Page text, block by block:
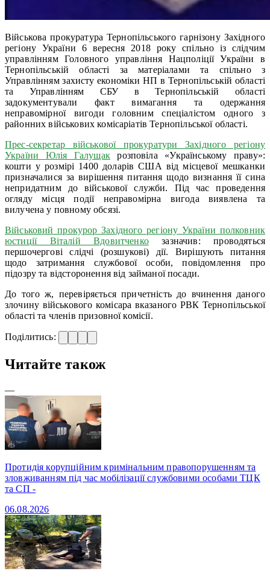
Військова прокуратура Тернопільського гарнізону Західного
регіону України 6 вересня 2018 року спільно із слідчим
управлінням Головного управління Нацполіції України в
Тернопільській області за матеріалами та спільно з
Управлінням захисту економіки НП в Тернопільській області
та Управлінням СБУ в Тернопільській області
задокументували факт вимагання та одержання
неправомірної вигоди головним спеціалістом одного з
районних військових комісаріатів Тернопільської області.
Прес-секретар військової прокуратури Західного регіону
України Юлія Галущакрозповіла «Українському праву»:
кошти у розмірі 1400 доларів США від місцевої мешканки
призначалися за вирішення питання щодо визнання її сина
непридатним до військової служби. Під час проведення
огляду місця події неправомірна вигода виявлена та
вилучена у повному обсязі.
Військовий прокурор Західного регіону України полковник
юстиції Віталій Вдовитченкозазначив: проводяться
першочергові слідчі (розшукові) дії. Вирішують питання
щодо затримання службової особи, повідомлення про
підозру та відсторонення від займаної посади.
До того ж, перевіряється причетність до вчинення даного
злочину військового комісара вказаного РВК Тернопільської
області та членів призовної комісії.
Поділитись:
Читайте також
—
Протидія корупційним кримінальним правопорушенням та
зловживанням під час мобілізації службовими особами ТЦК
та СП -
06.08.2026